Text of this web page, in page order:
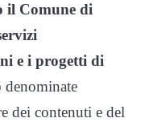
il Comune di
e i progetti di
denominate
dei contenuti e del